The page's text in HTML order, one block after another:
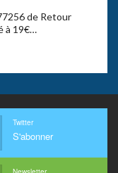
de Retour
à 19€…
Twitter
S'abonner